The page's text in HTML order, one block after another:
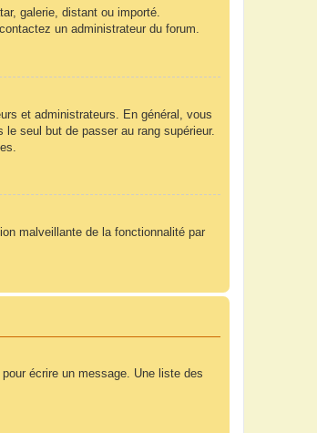
galerie, distant ou importé.
un administrateur du forum.
et administrateurs. En général, vous
seul but de passer au rang supérieur.
malveillante de la fonctionnalité par
écrire un message. Une liste des